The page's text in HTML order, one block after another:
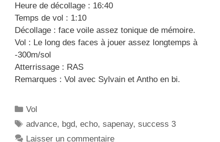
Heure de décollage : 16:40
Temps de vol : 1:10
Décollage : face voile assez tonique de mémoire.
Vol : Le long des faces à jouer assez longtemps à
-300m/sol
Atterrissage : RAS
Remarques : Vol avec Sylvain et Antho en bi.
C
a
Vol
É
t
advance, bgd,echo,sapenay,success 3
Laisser un commentaire